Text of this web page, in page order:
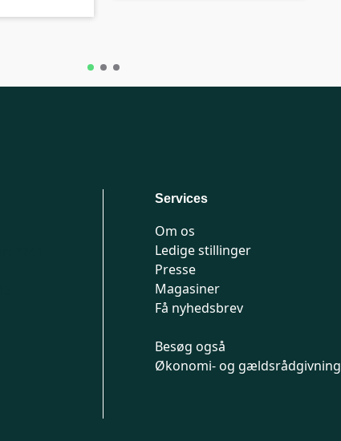
Services
Om os
Ledige stillinger
Presse
Magasiner
Få nyhedsbrev
Besøg også
Økonomi- og gældsrådgivning